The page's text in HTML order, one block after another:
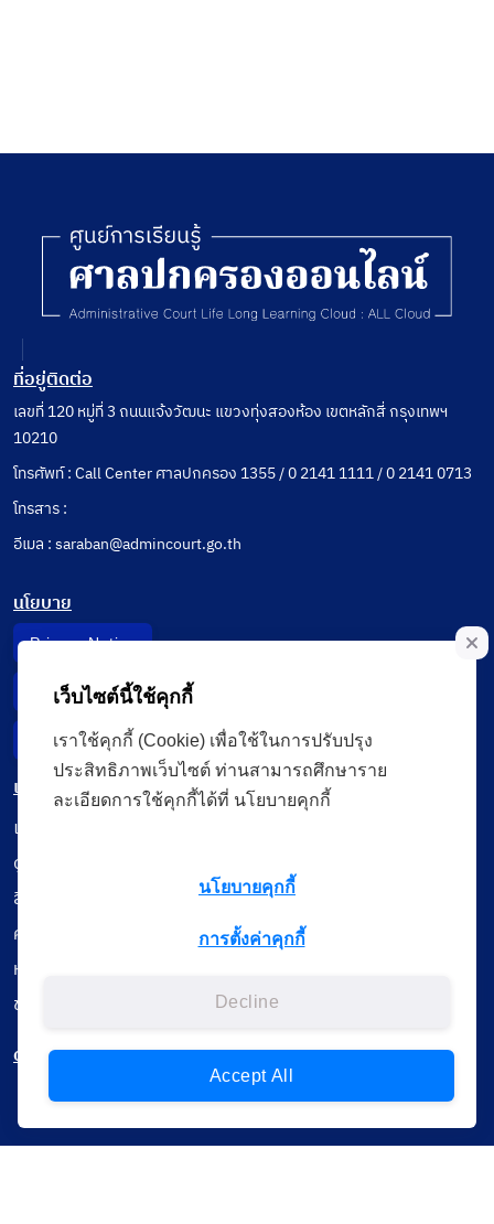
ที่อยู่ติดต่อ
เลขที่ 120 หมู่ที่ 3 ถนนแจ้งวัฒนะ แขวงทุ่งสองห้อง เขตหลักสี่ กรุงเทพฯ
10210
โทรศัพท์ : Call Center ศาลปกครอง 1355 / 0 2141 1111 / 0 2141 0713
โทรสาร :
อีเมล : saraban@admincourt.go.th
นโยบาย
Privacy Notice
Data Subject Right
Incident Report
เมนู
เรียนออนไลน์
ดูถ่ายทอดสด
สื่อการเรียนรู้
ค้นรายการหนังสือ
หนังสืออิเล็กทรอนิกส์
ข้อมูลผู้ใช้งาน
ดาวน์โหลดใช้งานบนแอปพลิเคชัน
เว็บไซต์นี้ใช้คุกกี้
เราใช้คุกกี้ (Cookie) เพื่อใช้ในการปรับปรุง
ประสิทธิภาพเว็บไซต์ ท่านสามารถศึกษาราย
ละเอียดการใช้คุกกี้ได้ที่ นโยบายคุกกี้
นโยบายคุกกี้
การตั้งค่าคุกกี้
Decline
Accept All